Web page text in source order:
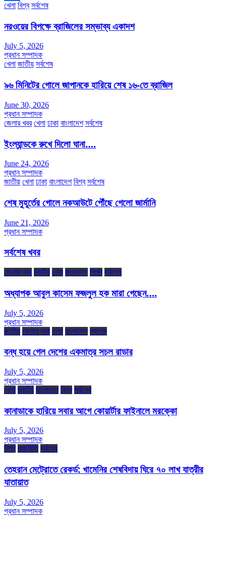
Share
খেলা বিশ্ব সর্বশেষ
নরওয়ের বিপক্ষে ব্রাজিলের সম্ভাব্য একাদশ
July 5, 2026
প্রধান সম্পাদক
খেলা জাতীয় সর্বশেষ
৯৬ মিনিটের গোলে জাপানকে হারিয়ে শেষ ১৬-তে ব্রাজিল
June 30, 2026
প্রধান সম্পাদক
জেলার খবর খেলা ঢাকা বাংলাদেশ সর্বশেষ
ইংল্যান্ডকে রুখে দিলো ঘানা….
June 24, 2026
প্রধান সম্পাদক
জাতীয় খেলা ঢাকা বাংলাদেশ বিশ্ব সর্বশেষ
শেষ মুহূর্তের গোলে নকআউটে পৌঁছে গেলো জার্মানি
June 21, 2026
প্রধান সম্পাদক
সর্বশেষ খবর
জেলার খবর জাতীয় ঢাকা বাংলাদেশ শিক্ষা সর্বশেষ
অধ্যাপক আবুল কাসেম ফজলুল হক মারা গেছেন….
July 5, 2026
প্রধান সম্পাদক
জাতীয় জেলার খবর ঢাকা বাংলাদেশ সর্বশেষ
বন্ধ হয়ে গেল দেশের একমাত্র সচল রাডার
July 5, 2026
প্রধান সম্পাদক
খেলা জাতীয় বাংলাদেশ বিশ্ব সর্বশেষ
কানাডাকে হারিয়ে সবার আগে কোয়ার্টার ফাইনালে মরক্কো
July 5, 2026
প্রধান সম্পাদক
বিশ্ব রাজনীতি সর্বশেষ
তেহরান মেট্রোতে রেকর্ড: খামেনির শেষবিদায় ঘিরে ৭০ লাখ যাত্রীর
যাতায়াত
July 5, 2026
প্রধান সম্পাদক